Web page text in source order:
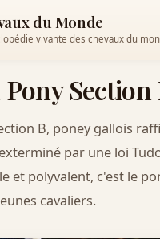
du Monde
vivante des chevaux du
Section
B, poney gallois
par une loi
et polyvalent, c'est le
cavaliers.